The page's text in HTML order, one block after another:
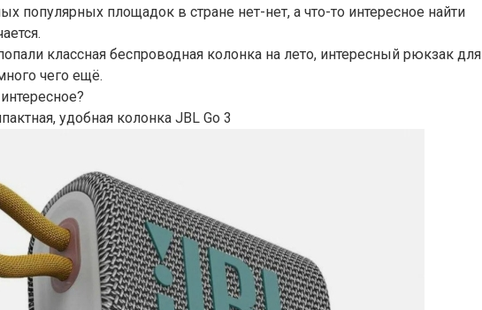
популярных площадок в стране нет-нет, а что-то интересное найти
классная беспроводная колонка на лето, интересный рюкзак для
чего ещё.
удобная колонка JBL Go 3